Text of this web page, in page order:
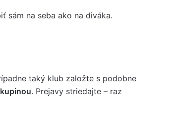
sám na seba ako na diváka.
taký klub založte s podobne
. Prejavy striedajte – raz